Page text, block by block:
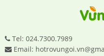
Tel: 024.7300.7989
Email: